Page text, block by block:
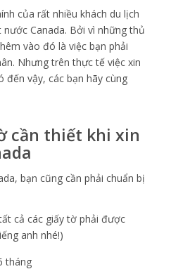
của rất nhiều khách du lịch
Canada. Bởi vì những thủ
vào đó là việc bạn phải
Nhưng trên thực tế việc xin
đến vậy, các bạn hãy cùng
cần thiết khi xin
bạn cũng cần phải chuẩn bị
cả các giấy tờ phải được
anh nhé!)
tháng